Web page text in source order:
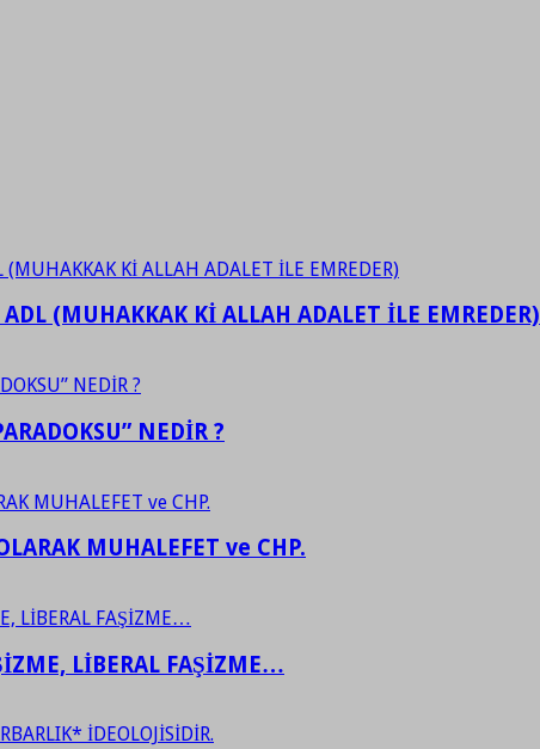
(MUHAKKAK Kİ ALLAH ADALET İLE EMREDER)
NEDİR ?
MUHALEFET ve CHP.
LİBERAL FAŞİZME…